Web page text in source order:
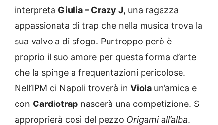
interpreta Giulia – Crazy J, una ragazza
appassionata di trap che nella musica trova la
sua valvola di sfogo. Purtroppo però è
proprio il suo amore per questa forma d’arte
che la spinge a frequentazioni pericolose.
Nell’IPM di Napoli troverà in Viola un’amica e
con Cardiotrap nascerà una competizione. Si
approprierà così del pezzo Origami all’alba.